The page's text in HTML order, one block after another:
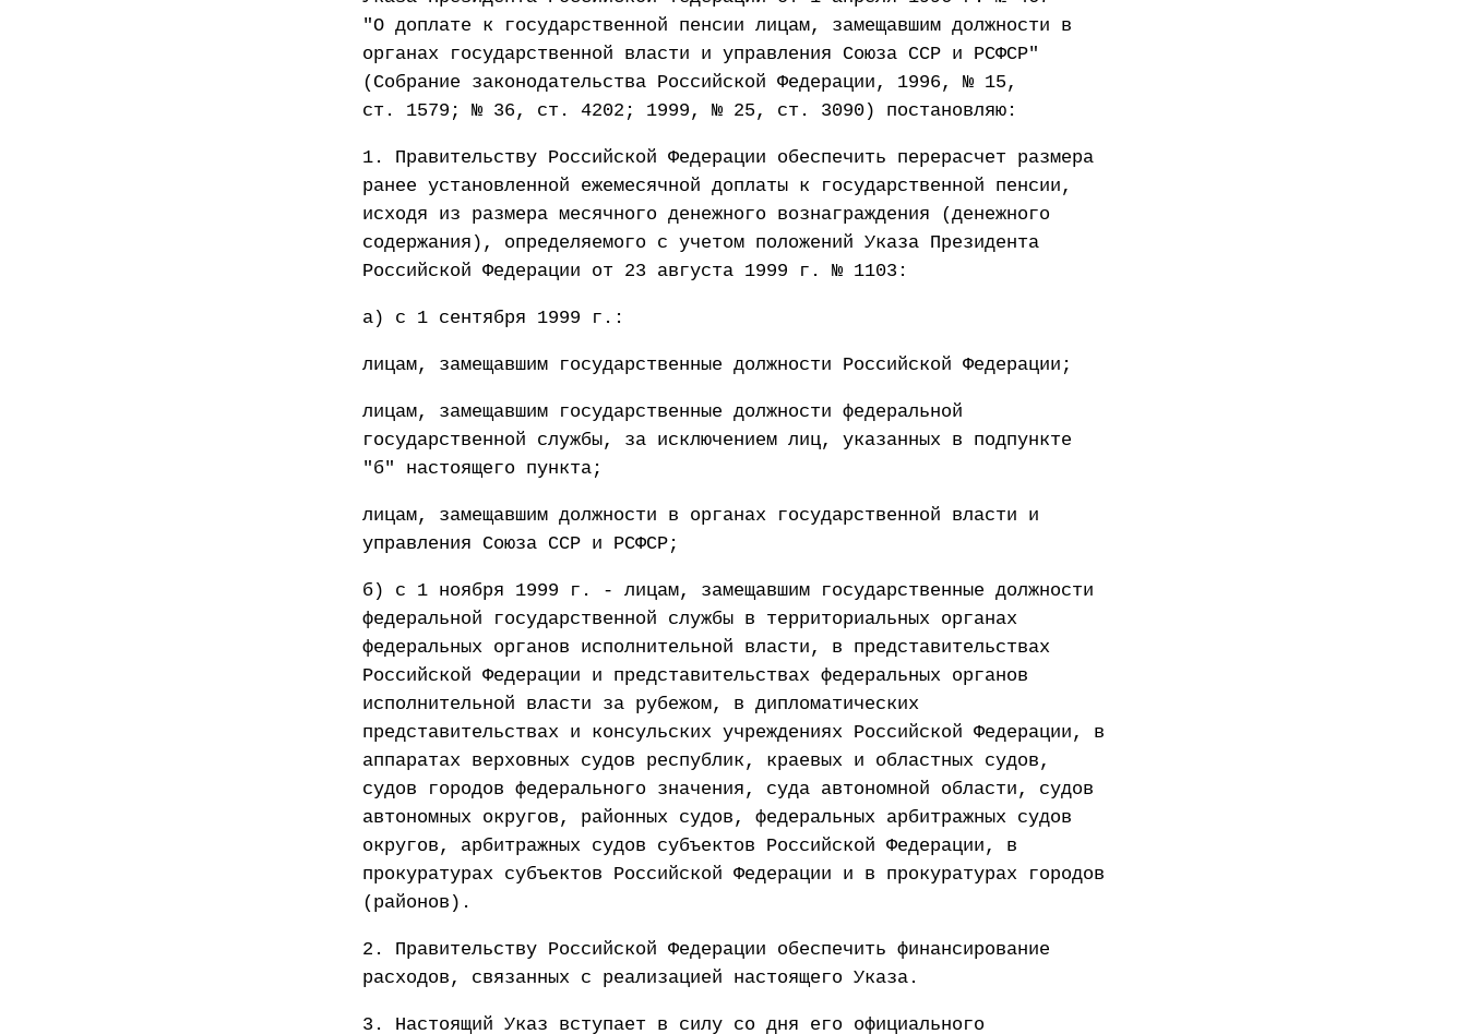
"О доплате к государственной пенсии лицам, замещавшим должности в
органах государственной власти и управления Союза ССР и РСФСР"
(Собрание законодательства Российской Федерации, 1996, № 15,
ст. 1579; № 36, ст. 4202; 1999, № 25, ст. 3090) постановляю:
1. Правительству Российской Федерации обеспечить перерасчет размера
ранее установленной ежемесячной доплаты к государственной пенсии,
исходя из размера месячного денежного вознаграждения (денежного
содержания), определяемого с учетом положений Указа Президента
Российской Федерации от 23 августа 1999 г. № 1103:
а) с 1 сентября 1999 г.:
лицам, замещавшим государственные должности Российской Федерации;
лицам, замещавшим государственные должности федеральной
государственной службы, за исключением лиц, указанных в подпункте
"б" настоящего пункта;
лицам, замещавшим должности в органах государственной власти и
управления Союза ССР и РСФСР;
б) с 1 ноября 1999 г. - лицам, замещавшим государственные должности
федеральной государственной службы в территориальных органах
федеральных органов исполнительной власти, в представительствах
Российской Федерации и представительствах федеральных органов
исполнительной власти за рубежом, в дипломатических
представительствах и консульских учреждениях Российской Федерации, в
аппаратах верховных судов республик, краевых и областных судов,
судов городов федерального значения, суда автономной области, судов
автономных округов, районных судов, федеральных арбитражных судов
округов, арбитражных судов субъектов Российской Федерации, в
прокуратурах субъектов Российской Федерации и в прокуратурах городов
(районов).
2. Правительству Российской Федерации обеспечить финансирование
расходов, связанных с реализацией настоящего Указа.
3. Настоящий Указ вступает в силу со дня его официального